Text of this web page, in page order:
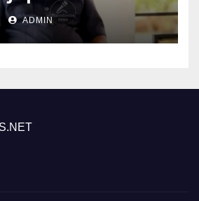
Nkoso Kevani
ADMIN